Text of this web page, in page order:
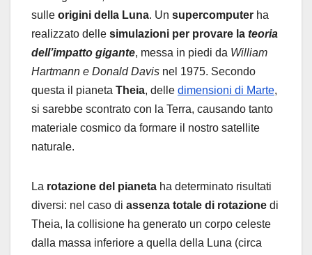
sulle origini della Luna. Un supercomputer ha
realizzato delle simulazioni per provare la teoria
dell’impatto gigante, messa in piedi da William
Hartmann e Donald Davis nel 1975. Secondo
questa il pianeta Theia, delle dimensioni di Marte,
si sarebbe scontrato con la Terra, causando tanto
materiale cosmico da formare il nostro satellite
naturale.
La rotazione del pianeta ha determinato risultati
diversi: nel caso di assenza totale di rotazione di
Theia, la collisione ha generato un corpo celeste
dalla massa inferiore a quella della Luna (circa